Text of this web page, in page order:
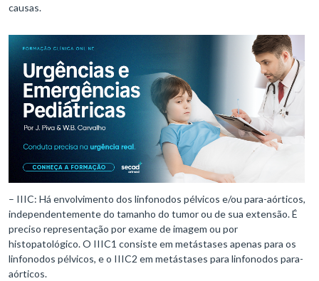
causas.
– IIIC: Há envolvimento dos linfonodos pélvicos e/ou para-aórticos,
independentemente do tamanho do tumor ou de sua extensão. É
preciso representação por exame de imagem ou por
histopatológico. O IIIC1 consiste em metástases apenas para os
linfonodos pélvicos, e o IIIC2 em metástases para linfonodos para-
aórticos.